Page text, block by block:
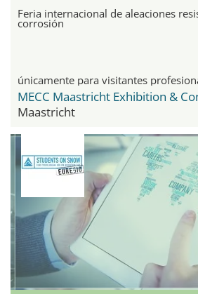
Feria internacional de aleaciones
corrosión
únicamente para visitantes
Maastricht